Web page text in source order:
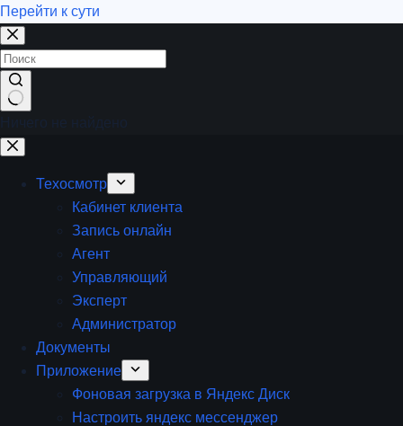
Перейти к сути
Техосмотр
Кабинет клиента
Запись онлайн
Агент
Управляющий
Эксперт
Администратор
Документы
Приложение
Фоновая загрузка в Яндекс Диск
Настроить яндекс мессенджер